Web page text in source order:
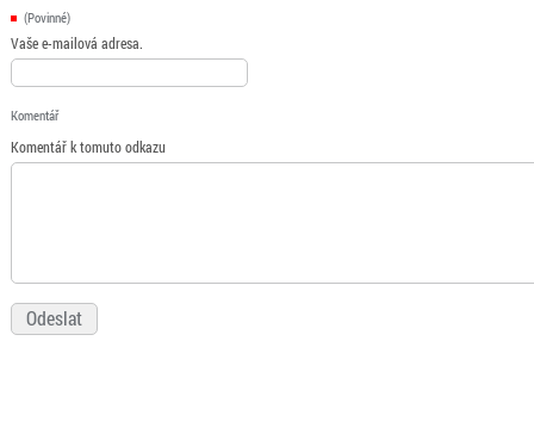
(Povinné)
Vaše e-mailová adresa.
Komentář
Komentář k tomuto odkazu